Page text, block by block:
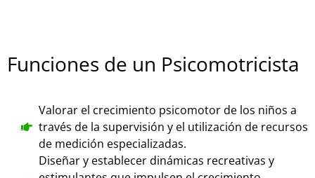
Funciones de un Psicomotricista
Valorar el crecimiento psicomotor de los niños a
través de la supervisión y el utilización de recursos
de medición especializadas.
Diseñar y establecer dinámicas recreativas y